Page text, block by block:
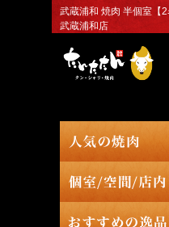
武蔵浦和 焼肉 半個室【
武蔵浦和店